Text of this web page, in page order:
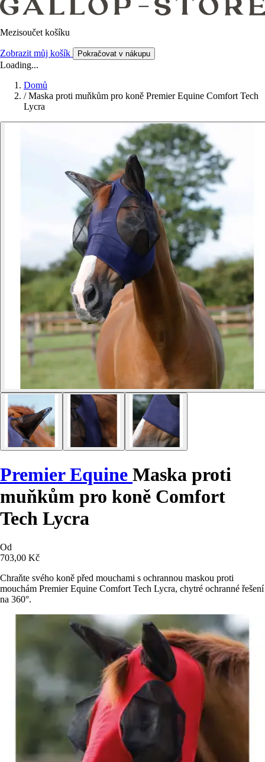
Mezisoučet košíku
Zobrazit můj košík Pokračovat v nákupu
Loading...
Domů
/ Maska proti muňkům pro koně Premier Equine Comfort Tech
Lycra
Premier Equine Maska proti
muňkům pro koně Comfort
Tech Lycra
Od
703,00 Kč
Chraňte svého koně před mouchami s ochrannou maskou proti
mouchám Premier Equine Comfort Tech Lycra, chytré ochranné řešení
na 360°.